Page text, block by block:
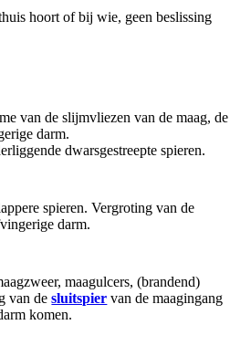
hoort of bij wie, geen beslissing
van de slijmvliezen van de maag, de
darm.
dwarsgestreepte spieren.
spieren. Vergroting van de
darm.
maagulcers, (brandend)
van desluitspier van de maagingang
komen.